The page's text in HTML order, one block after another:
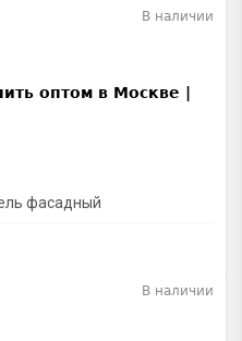
фасадный
В наличии
В наличии